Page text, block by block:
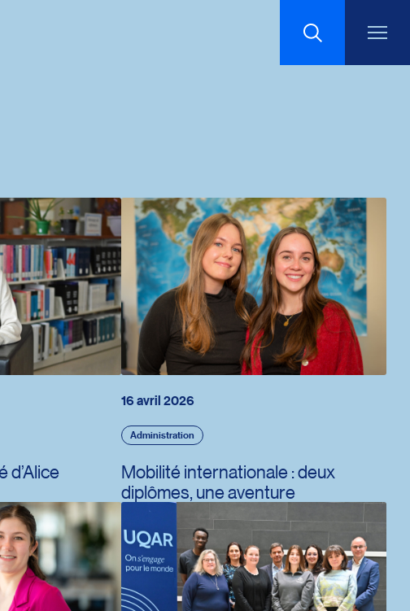
d’Alice
16 avril 2026
Administration
Mobilité internationale : deux
diplômes, une aventure